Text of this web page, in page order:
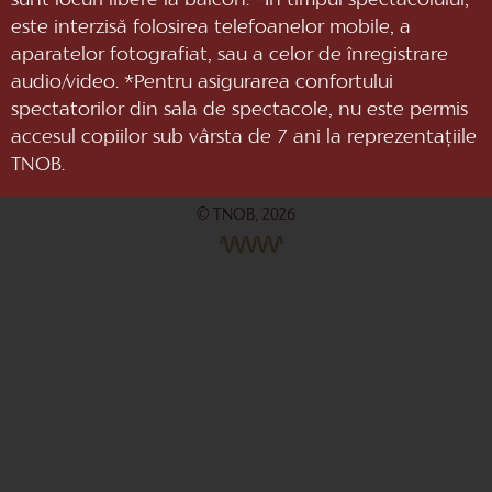
este interzisă folosirea telefoanelor mobile, a
aparatelor fotografiat, sau a celor de înregistrare
audio/video. *Pentru asigurarea confortului
spectatorilor din sala de spectacole, nu este permis
accesul copiilor sub vârsta de 7 ani la reprezentaţiile
TNOB.
© TNOB, 2026